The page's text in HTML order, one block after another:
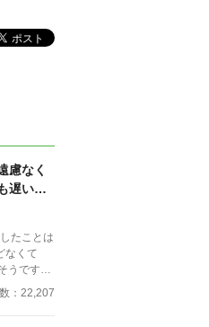
慮なく
遅いで
たことは
：22,207